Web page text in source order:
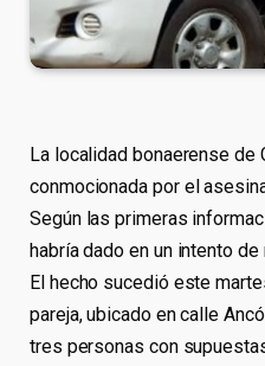
La localidad bonaerense de
conmocionada por el
Según las primeras
habría dado en un intento de
El hecho sucedió este
pareja, ubicado en calle
tres personas con